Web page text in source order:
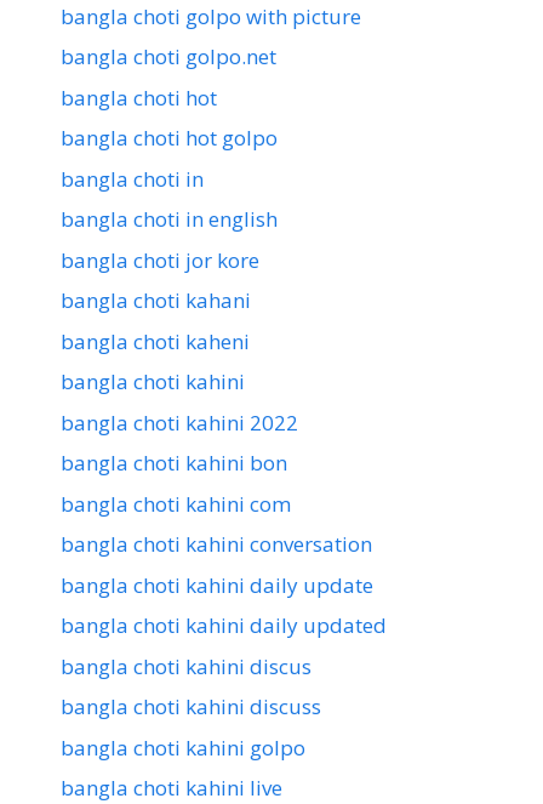
bangla choti golpo with picture
bangla choti golpo.net
bangla choti hot
bangla choti hot golpo
bangla choti in
bangla choti in english
bangla choti jor kore
bangla choti kahani
bangla choti kaheni
bangla choti kahini
bangla choti kahini 2022
bangla choti kahini bon
bangla choti kahini com
bangla choti kahini conversation
bangla choti kahini daily update
bangla choti kahini daily updated
bangla choti kahini discus
bangla choti kahini discuss
bangla choti kahini golpo
bangla choti kahini live